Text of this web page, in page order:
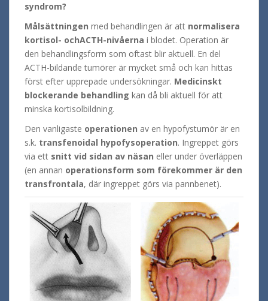
syndrom?
Målsättningen med behandlingen är att normalisera
kortisol- ochACTH-nivåerna i blodet. Operation är
den behandlingsform som oftast blir aktuell. En del
ACTH-bildande tumörer är mycket små och kan hittas
först efter upprepade undersökningar. Medicinskt
blockerande behandling kan då bli aktuell för att
minska kortisolbildning.
Den vanligaste operationen av en hypofystumör är en
s.k. transfenoidal hypofysoperation. Ingreppet görs
via ett snitt vid sidan av näsan eller under överläppen
(en annan operationsform som förekommer är den
transfrontala, där ingreppet görs via pannbenet).